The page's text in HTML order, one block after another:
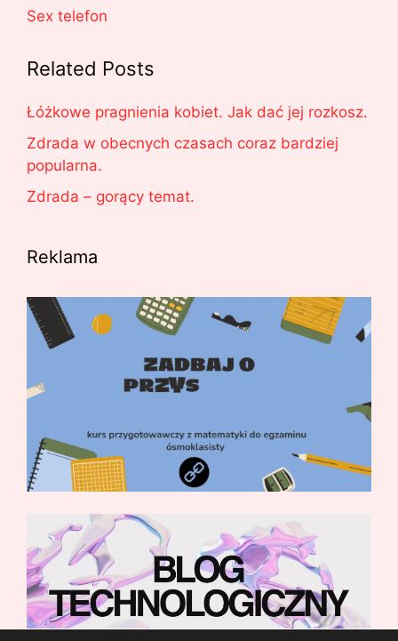
Sex telefon
Related Posts
Łóżkowe pragnienia kobiet. Jak dać jej rozkosz.
Zdrada w obecnych czasach coraz bardziej
popularna.
Zdrada – gorący temat.
Reklama